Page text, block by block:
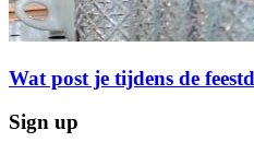
Wat post je tijdens de
Sign up